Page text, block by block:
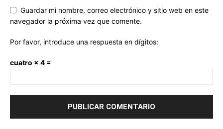
Guardar mi nombre, correo electrónico y sitio web en este
navegador la próxima vez que comente.
Por favor, introduce una respuesta en dígitos:
cuatro × 4 =